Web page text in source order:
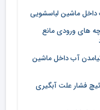
ماشین لباسشویی
های ورودی مانع
آب داخل ماشین
فشار علت آبگیری